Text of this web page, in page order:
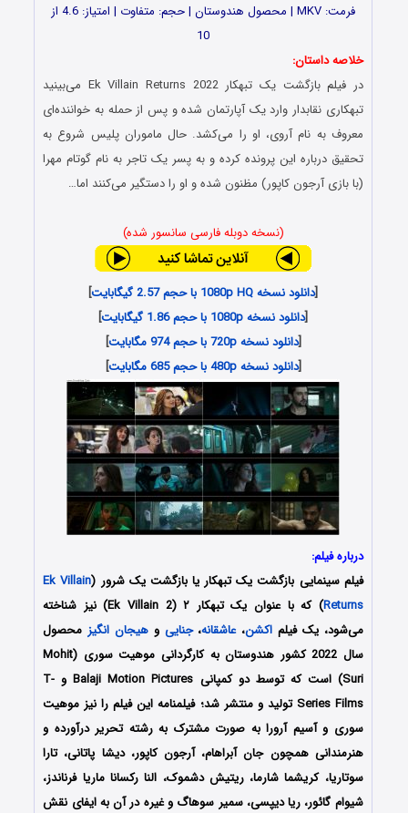
فرمت: MKV | محصول هندوستان | حجم: متفاوت | امتیاز: 4.6 از
10
خلاصه داستان:
در فیلم بازگشت یک تبهکار Ek Villain Returns 2022 می‌بینید
تبهکاری نقابدار وارد یک آپارتمان شده و پس از حمله به خواننده‌ای
معروف به نام آروی، او را می‌کشد. حال ماموران پلیس شروع به
تحقیق درباره این پرونده کرده و به پسر یک تاجر به نام گوتام مهرا
(با بازی آرجون کاپور) مظنون شده و او را دستگیر می‌کنند اما…
(نسخه دوبله فارسی سانسور شده)
[دانلود نسخه 1080p HQ با حجم 2.57 گیگابایت
]
[دانلود نسخه 1080p با حجم 1.86 گیگابایت
]
[دانلود نسخه 720p با حجم 974 مگابایت
]
[دانلود نسخه 480p با حجم 685 مگابایت ]
درباره فیلم:
فیلم سینمایی بازگشت یک تبهکار یا بازگشت یک شرور (
Ek Villain
Returns
) که با عنوان یک تبهکار ۲ (Ek Villain 2) نیز شناخته
می‌شود، یک فیلم اکشن،عاشقانه،جنایی وهیجان انگیز محصول
سال 2022 کشور
هندوستان
به کارگردانی موهیت سوری (Mohit
Suri) است که توسط دو کمپانی Balaji Motion Pictures و T-
Series Films تولید و منتشر شد؛ فیلمنامه این فیلم را نیز موهیت
سوری و آسیم آرورا به صورت مشترک به رشته تحریر درآورده و
هنرمندانی همچون جان آبراهام، آرجون کاپور، دیشا پاتانی، تارا
سوتاریا، کریشما شارما، ریتیش دشموک، النا رکسانا ماریا فرناندز،
شیوام گائور، ریا دیپسی، سمیر سوهاگ و غیره در آن به ایفای نقش